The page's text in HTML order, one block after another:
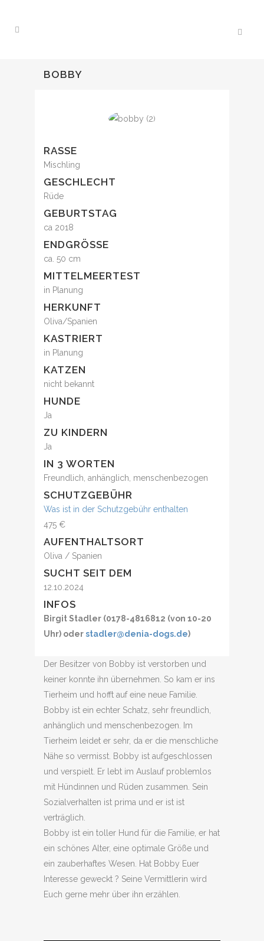
BOBBY
RASSE
Mischling
GESCHLECHT
Rüde
GEBURTSTAG
ca 2018
ENDGRÖSSE
ca. 50 cm
MITTELMEERTEST
in Planung
HERKUNFT
Oliva/Spanien
KASTRIERT
in Planung
KATZEN
nicht bekannt
HUNDE
Ja
ZU KINDERN
Ja
IN 3 WORTEN
Freundlich, anhänglich, menschenbezogen
SCHUTZGEBÜHR
Was ist in der Schutzgebühr enthalten
475 €
AUFENTHALTSORT
Oliva / Spanien
SUCHT SEIT DEM
12.10.2024
INFOS
Birgit Stadler (0178-4816812 (von 10-20
Uhr) oderstadler@denia-dogs.de)
Der Besitzer von Bobby ist verstorben und
keiner konnte ihn übernehmen. So kam er ins
Tierheim und hofft auf eine neue Familie.
Bobby ist ein echter Schatz, sehr freundlich,
anhänglich und menschenbezogen. Im
Tierheim leidet er sehr, da er die menschliche
Nähe so vermisst. Bobby ist aufgeschlossen
und verspielt. Er lebt im Auslauf problemlos
mit Hündinnen und Rüden zusammen. Sein
Sozialverhalten ist prima und er ist ist
verträglich.
Bobby ist ein toller Hund für die Familie, er hat
ein schönes Alter, eine optimale Größe und
ein zauberhaftes Wesen. Hat Bobby Euer
Interesse geweckt ? Seine Vermittlerin wird
Euch gerne mehr über ihn erzählen.